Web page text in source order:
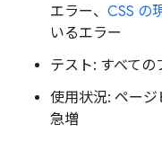
エラー、 CSS の
いるエラー
テスト: すべての
使用状況: ページ
急増